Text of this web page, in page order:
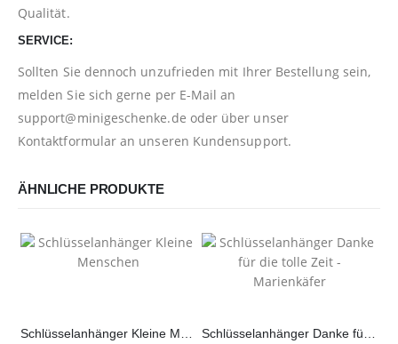
Qualität.
SERVICE:
Sollten Sie dennoch unzufrieden mit Ihrer Bestellung sein,
melden Sie sich gerne per E-Mail an
support@minigeschenke.de oder über unser
Kontaktformular an unseren Kundensupport.
ÄHNLICHE PRODUKTE
Schlüsselanhänger Kleine Menschen Schlüsselanhänger Danke für die tolle Zeit – Marienkäfer